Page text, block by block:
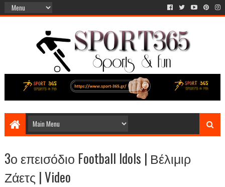
3ο επεισόδιο Football Idols | Βέλιμιρ
Ζάετς | Video